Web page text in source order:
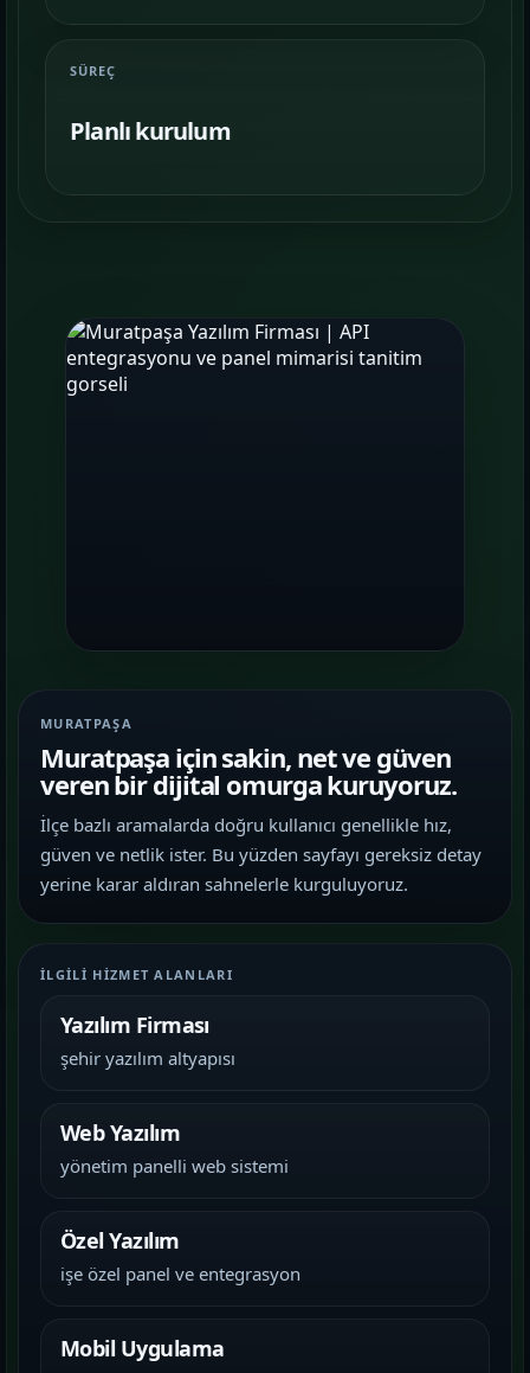
SÜREÇ
Planlı kurulum
MURATPAŞA
Muratpaşa için sakin, net ve güven
veren bir dijital omurga kuruyoruz.
İlçe bazlı aramalarda doğru kullanıcı genellikle hız,
güven ve netlik ister. Bu yüzden sayfayı gereksiz detay
yerine karar aldıran sahnelerle kurguluyoruz.
İLGILI HIZMET ALANLARI
Yazılım Firması
şehir yazılım altyapısı
Web Yazılım
yönetim panelli web sistemi
Özel Yazılım
işe özel panel ve entegrasyon
Mobil Uygulama